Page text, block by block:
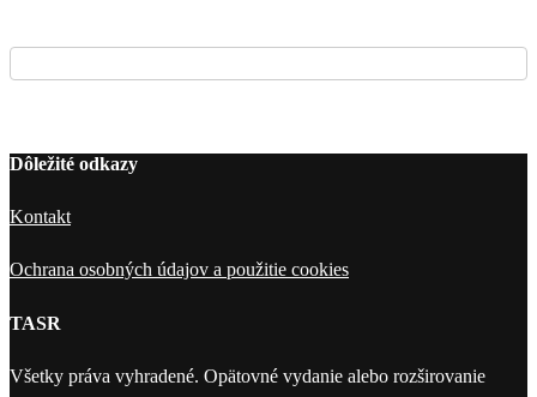
Dôležité odkazy
Kontakt
Ochrana osobných údajov a použitie cookies
TASR
Všetky práva vyhradené. Opätovné vydanie alebo rozširovanie